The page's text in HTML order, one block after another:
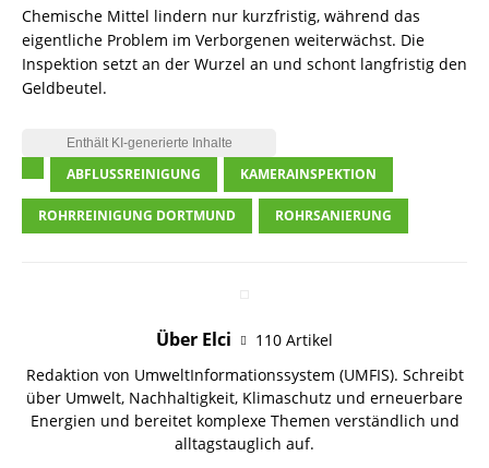
Chemische Mittel lindern nur kurzfristig, während das
eigentliche Problem im Verborgenen weiterwächst. Die
Inspektion setzt an der Wurzel an und schont langfristig den
Geldbeutel.
ABFLUSSREINIGUNG KAMERAINSPEKTION
ROHRREINIGUNG DORTMUND ROHRSANIERUNG
Über Elci
110 Artikel
Redaktion von UmweltInformationssystem (UMFIS). Schreibt
über Umwelt, Nachhaltigkeit, Klimaschutz und erneuerbare
Energien und bereitet komplexe Themen verständlich und
alltagstauglich auf.